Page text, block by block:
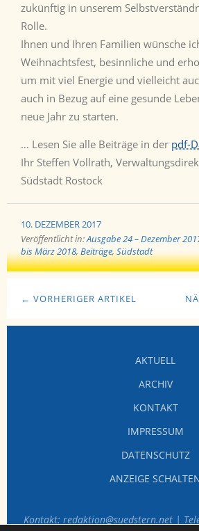
zukünftig in unserem
Rolle.
Ihnen und Ihren Familien wünsche
Weihnachtsfest, besinnliche und
um mit viel Energie und vielleicht
auch in Bezug auf eine gesunde
neue Jahr zu starten.
… Lesen Sie alle Beiträge in der pdf-
Ihr Steffen Vollrath,
Südstadt Rostock
10. DEZEMBER 2017
Veröffentlicht in:Ausgabe 24 – Dezember
bis März 2018,Beiträge,Südstadt
← VORHERIGER ARTIKEL
AKTUELL
ARCHIV
KONTAKT
IMPRESSUM
DATENSCHUTZ
ANZEIGE
Kontakt: redaktion@suedstern.net |